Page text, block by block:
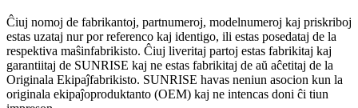
Ĉiuj nomoj de fabrikantoj, partnumeroj, modelnumeroj kaj priskriboj
estas uzataj nur por referenco kaj identigo, ili estas posedataj de la
respektiva maŝinfabrikisto. Ĉiuj liveritaj partoj estas fabrikitaj kaj
garantiitaj de SUNRISE kaj ne estas fabrikitaj de aŭ aĉetitaj de la
Originala Ekipaĵfabrikisto. SUNRISE havas neniun asocion kun la
originala ekipaĵoproduktanto (OEM) kaj ne intencas doni ĉi tiun